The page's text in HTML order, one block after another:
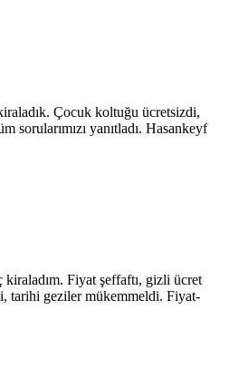
Çocuk koltuğu ücretsizdi,
sorularımızı yanıtladı. Hasankeyf
Fiyat şeffaftı, gizli ücret
tarihi geziler mükemmeldi. Fiyat-